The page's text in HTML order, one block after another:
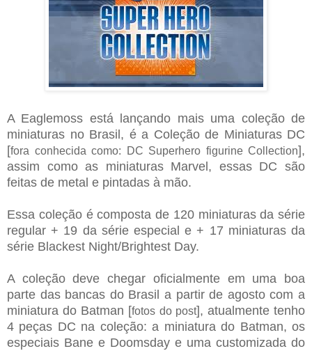
A Eaglemoss está lançando mais uma coleção de
miniaturas no Brasil, é a Coleção de Miniaturas DC
[fora conhecida como: DC Superhero figurine Collection],
assim como as miniaturas Marvel, essas DC são
feitas de metal e pintadas à mão.
Essa coleção é composta de 120 miniaturas da série
regular + 19 da série especial e + 17 miniaturas da
série Blackest Night/Brightest Day.
A coleção deve chegar oficialmente em uma boa
parte das bancas do Brasil a partir de agosto com a
miniatura do Batman [fotos do post], atualmente tenho
4 peças DC na coleção: a miniatura do Batman, os
especiais Bane e Doomsday e uma customizada do